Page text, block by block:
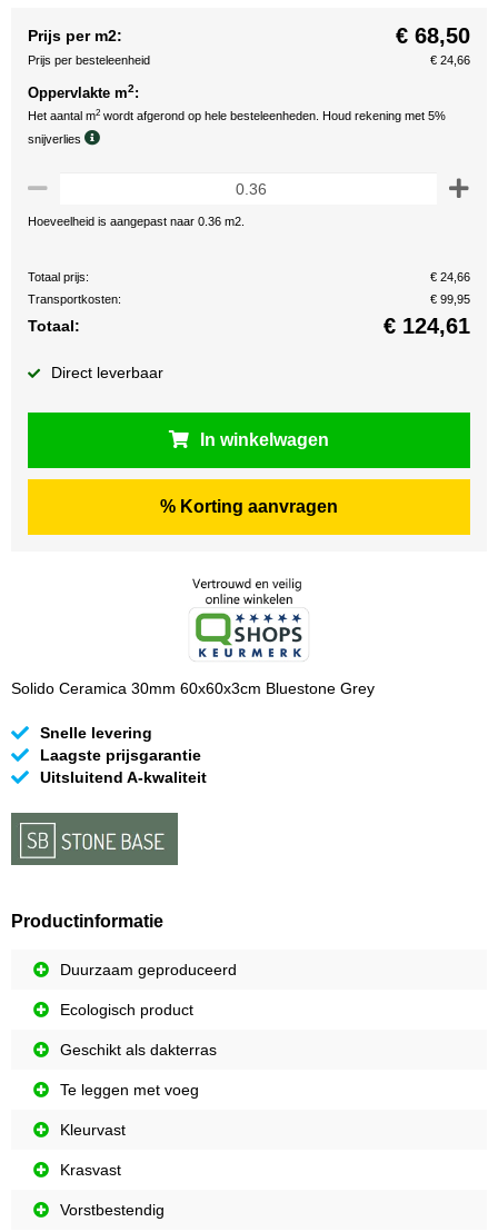
Prijs per m2: € 68,50
Prijs per besteleenheid € 24,66
Oppervlakte m2:
Het aantal m2 wordt afgerond op hele besteleenheden. Houd rekening met 5%
snijverlies
Hoeveelheid is aangepast naar 0.36 m2.
Totaal prijs:
€ 24,66
Transportkosten:
€ 99,95
Totaal: € 124,61
Direct leverbaar
In winkelwagen
% Korting aanvragen
Solido Ceramica 30mm 60x60x3cm Bluestone Grey
Snelle levering
Laagste prijsgarantie
Uitsluitend A-kwaliteit
Productinformatie
Duurzaam geproduceerd
Ecologisch product
Geschikt als dakterras
Te leggen met voeg
Kleurvast
Krasvast
Vorstbestendig